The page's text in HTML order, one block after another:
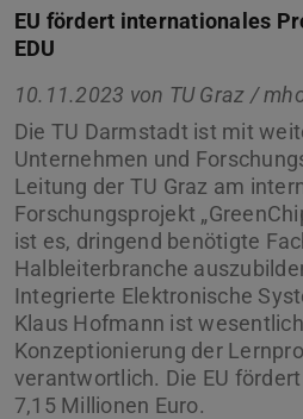
EU fördert internationales
EDU
10.11.2023 von TU Graz /
Die TU Darmstadt ist mit
Unternehmen und
Leitung der TU Graz am
Forschungsprojekt
ist es, dringend benötigte
Halbleiterbranche
Integrierte Elektronische
Klaus Hofmann ist
Konzeptionierung der
verantwortlich. Die EU
7,15 Millionen Euro.